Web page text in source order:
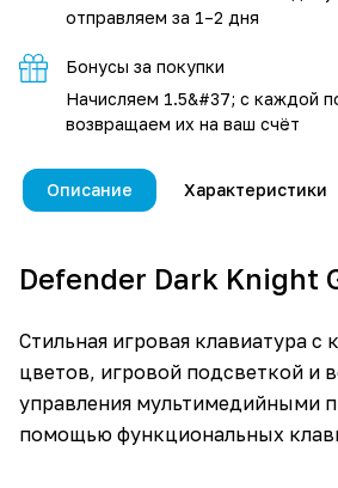
отправляем за 1–2 дня
Бонусы за покупки
Начисляем 1.5&#37; с каждой
возвращаем их на ваш счёт
Описание Характеристики
Defender Dark Knight
Стильная игровая клавиатура с
цветов, игровой подсветкой и
управления мультимедийными
помощью функциональных